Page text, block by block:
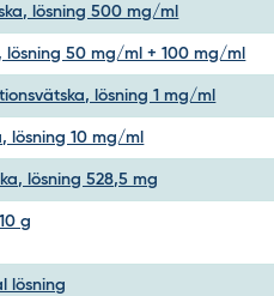
lösning 500 mg/ml
lösning 50 mg/ml + 100 mg/ml
lösning 1 mg/ml
lösning 10 mg/ml
lösning 528,5 mg
g
lösning